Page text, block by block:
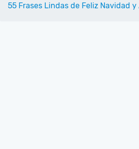
55 Frases Lindas de Feliz Navidad